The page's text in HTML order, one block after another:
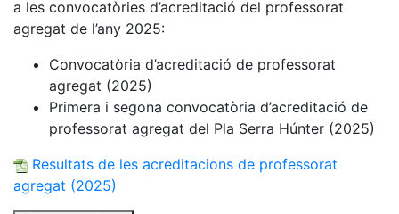
a les convocatòries d’acreditació del professorat
agregat de l’any 2025:
Convocatòria d’acreditació de professorat
agregat (2025)
Primera i segona convocatòria d’acreditació de
professorat agregat del Pla Serra Húnter (2025)
Resultats de les acreditacions de professorat
agregat (2025)